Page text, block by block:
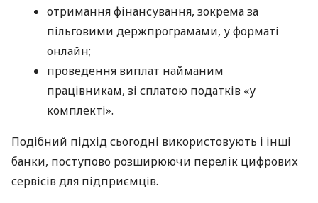
отримання фінансування, зокрема за
пільговими держпрограмами, у форматі
онлайн;
проведення виплат найманим
працівникам, зі сплатою податків «у
комплекті».
Подібний підхід сьогодні використовують і інші
банки, поступово розширюючи перелік цифрових
сервісів для підприємців.